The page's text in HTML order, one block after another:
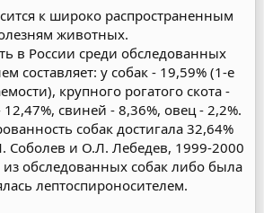
к широко распространенным
животных.
в России среди обследованных
составляет: у собак - 19,59% (1-е
крупного рогатого скота -
свиней - 8,36%, овец - 2,2%.
собак достигала 32,64%
Соболев и О.Л. Лебедев, 1999-2000
из обследованных собак либо была
лептоспироносителем.